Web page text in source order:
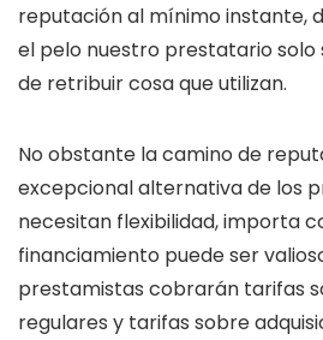
reputación al mí­nimo instante,
el pelo nuestro prestatario
de retribuir cosa que utilizan.
No obstante la camino de
excepcional alternativa de los
necesitan flexibilidad, importa
financiamiento puede ser
prestamistas cobrarán tarifas
regulares y tarifas sobre